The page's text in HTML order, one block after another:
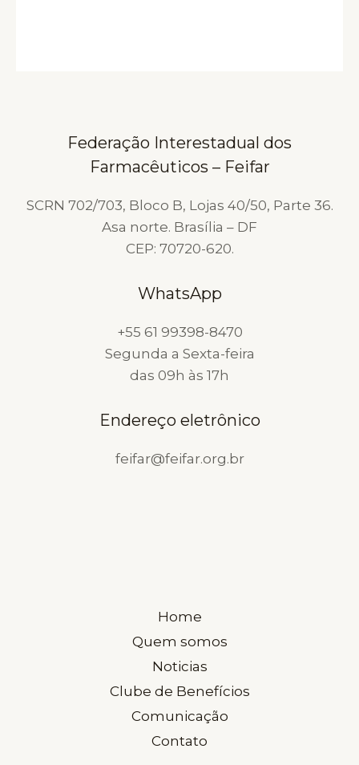
Federação Interestadual dos
Farmacêuticos – Feifar
SCRN 702/703, Bloco B, Lojas 40/50, Parte 36.
Asa norte. Brasília – DF
CEP: 70720-620.
WhatsApp
+55 61 99398-8470
Segunda a Sexta-feira
das 09h às 17h
Endereço eletrônico
feifar@feifar.org.br
Home
Quem somos
Noticias
Clube de Benefícios
Comunicação
Contato